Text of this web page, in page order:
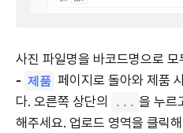
사진 파일명을 바코드명으로 모
- 제품 페이지로 돌아와 제품
다. 오른쪽 상단의
... 을 누르
해주세요. 업로드 영역을 클릭